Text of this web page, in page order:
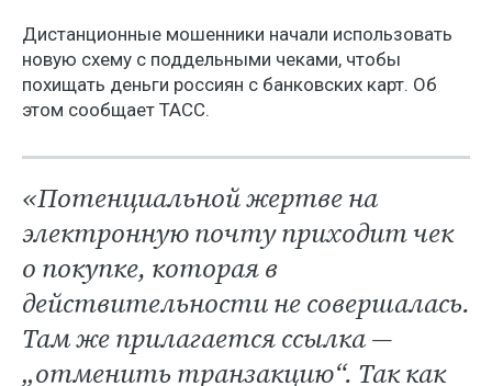
Дистанционные мошенники начали использовать
новую схему с поддельными чеками, чтобы
похищать деньги россиян с банковских карт. Об
этом сообщает ТАСС.
«Потенциальной жертве на
электронную почту приходит чек
о покупке, которая в
действительности не совершалась.
Там же прилагается ссылка —
„отменить транзакцию“. Так как